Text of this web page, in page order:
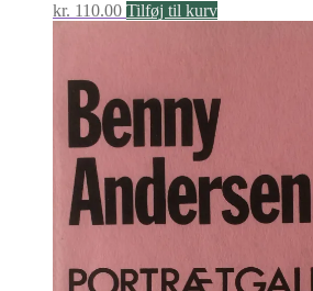
kr. 110.00 Tilføj til kurv